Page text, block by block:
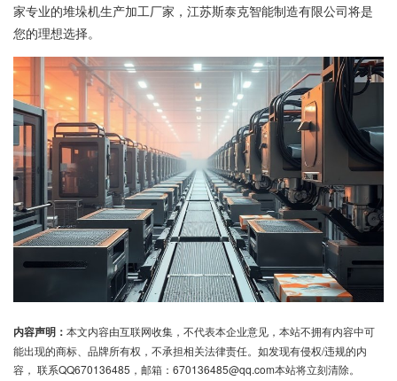
家专业的堆垛机生产加工厂家，江苏斯泰克智能制造有限公司将是
您的理想选择。
内容声明： 本文内容由互联网收集，不代表本企业意见，本站不拥有内容中可
能出现的商标、品牌所有权，不承担相关法律责任。如发现有侵权/违规的内
容， 联系QQ670136485，邮箱：670136485@qq.com本站将立刻清除。